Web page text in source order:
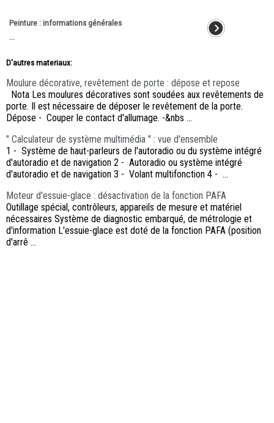
Peinture : informations générales
...
D'autres materiaux:
Moulure décorative, revêtement de porte : dépose et repose
Nota Les moulures décoratives sont soudées aux revêtements de
porte. Il est nécessaire de déposer le revêtement de la porte.
Dépose - Couper le contact d'allumage. -&nbs ...
" Calculateur de système multimédia " : vue d'ensemble
1 - Système de haut-parleurs de l'autoradio ou du système intégré
d'autoradio et de navigation 2 - Autoradio ou système intégré
d'autoradio et de navigation 3 - Volant multifonction 4 - ...
Moteur d'essuie-glace : désactivation de la fonction PAFA
Outillage spécial, contrôleurs, appareils de mesure et matériel
nécessaires Système de diagnostic embarqué, de métrologie et
d'information L'essuie-glace est doté de la fonction PAFA (position
d'arrê ...